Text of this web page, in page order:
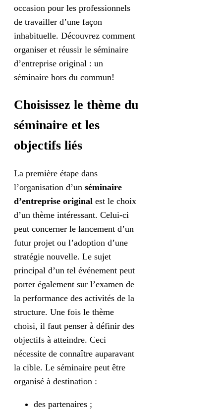
occasion pour les professionnels
de travailler d’une façon
inhabituelle. Découvrez comment
organiser et réussir le séminaire
d’entreprise original : un
séminaire hors du commun!
Choisissez le thème du
séminaire et les
objectifs liés
La première étape dans
l’organisation d’un séminaire
d’entreprise original est le choix
d’un thème intéressant. Celui-ci
peut concerner le lancement d’un
futur projet ou l’adoption d’une
stratégie nouvelle. Le sujet
principal d’un tel événement peut
porter également sur l’examen de
la performance des activités de la
structure. Une fois le thème
choisi, il faut penser à définir des
objectifs à atteindre. Ceci
nécessite de connaître auparavant
la cible. Le séminaire peut être
organisé à destination :
des partenaires ;